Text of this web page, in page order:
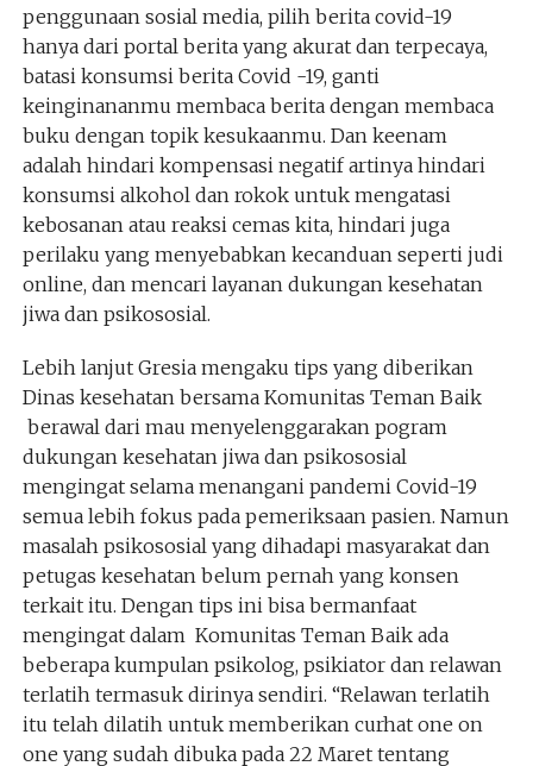
penggunaan sosial media, pilih berita covid-19
hanya dari portal berita yang akurat dan terpecaya,
batasi konsumsi berita Covid -19, ganti
keinginananmu membaca berita dengan membaca
buku dengan topik kesukaanmu. Dan keenam
adalah hindari kompensasi negatif artinya hindari
konsumsi alkohol dan rokok untuk mengatasi
kebosanan atau reaksi cemas kita, hindari juga
perilaku yang menyebabkan kecanduan seperti judi
online, dan mencari layanan dukungan kesehatan
jiwa dan psikososial.
Lebih lanjut Gresia mengaku tips yang diberikan
Dinas kesehatan bersama Komunitas Teman Baik
berawal dari mau menyelenggarakan pogram
dukungan kesehatan jiwa dan psikososial
mengingat selama menangani pandemi Covid-19
semua lebih fokus pada pemeriksaan pasien. Namun
masalah psikososial yang dihadapi masyarakat dan
petugas kesehatan belum pernah yang konsen
terkait itu. Dengan tips ini bisa bermanfaat
mengingat dalam Komunitas Teman Baik ada
beberapa kumpulan psikolog, psikiator dan relawan
terlatih termasuk dirinya sendiri. “Relawan terlatih
itu telah dilatih untuk memberikan curhat one on
one yang sudah dibuka pada 22 Maret tentang